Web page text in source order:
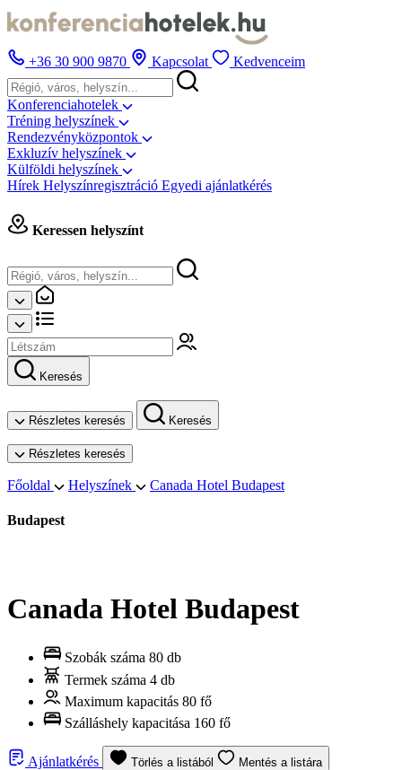
+36 30 900 9870 Kapcsolat Kedvenceim
Konferenciahotelek
Tréning helyszínek
Rendezvényközpontok
Exkluzív helyszínek
Külföldi helyszínek
Hírek Helyszínregisztráció Egyedi ajánlatkérés
Keressen helyszínt
Keresés
Részletes keresés Keresés
Részletes keresés
Főoldal Helyszínek Canada Hotel Budapest
Budapest
Canada Hotel Budapest
Szobák száma 80 db
Termek száma 4 db
Maximum kapacitás 80 fő
Szálláshely kapacitása 160 fő
Ajánlatkérés Törlés a listából Mentés a listára